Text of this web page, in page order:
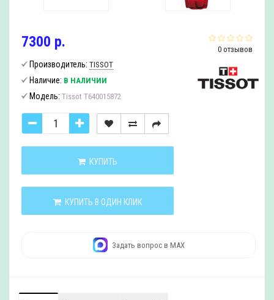
0 отзывов
7300 р.
Производитель: TISSOT
Наличие: В НАЛИЧИИ
Модель: Tissot T640015872
КУПИТЬ
КУПИТЬ В ОДИН КЛИК
Задать вопрос в MAX